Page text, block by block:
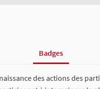
Badges
des actions des